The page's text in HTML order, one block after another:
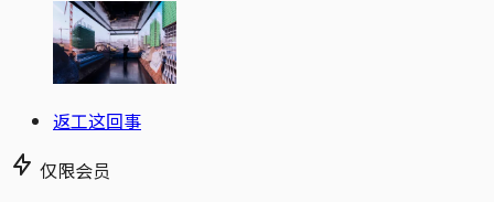
返工这回事
仅限会员